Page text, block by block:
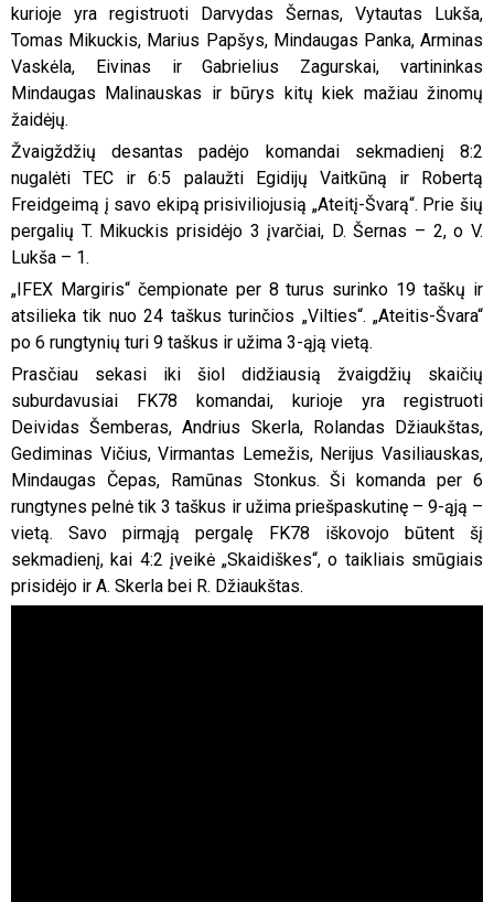
kurioje yra registruoti Darvydas Šernas, Vytautas Lukša,
Tomas Mikuckis, Marius Papšys, Mindaugas Panka, Arminas
Vaskėla, Eivinas ir Gabrielius Zagurskai, vartininkas
Mindaugas Malinauskas ir būrys kitų kiek mažiau žinomų
žaidėjų.
Žvaigždžių desantas padėjo komandai sekmadienį 8:2
nugalėti TEC ir 6:5 palaužti Egidijų Vaitkūną ir Robertą
Freidgeimą į savo ekipą prisiviliojusią „Ateitį-Švarą“. Prie šių
pergalių T. Mikuckis prisidėjo 3 įvarčiai, D. Šernas – 2, o V.
Lukša – 1.
„IFEX Margiris“ čempionate per 8 turus surinko 19 taškų ir
atsilieka tik nuo 24 taškus turinčios „Vilties“. „Ateitis-Švara“
po 6 rungtynių turi 9 taškus ir užima 3-ąją vietą.
Prasčiau sekasi iki šiol didžiausią žvaigdžių skaičių
suburdavusiai FK78 komandai, kurioje yra registruoti
Deividas Šemberas, Andrius Skerla, Rolandas Džiaukštas,
Gediminas Vičius, Virmantas Lemežis, Nerijus Vasiliauskas,
Mindaugas Čepas, Ramūnas Stonkus. Ši komanda per 6
rungtynes pelnė tik 3 taškus ir užima priešpaskutinę – 9-ąją –
vietą. Savo pirmąją pergalę FK78 iškovojo būtent šį
sekmadienį, kai 4:2 įveikė „Skaidiškes“, o taikliais smūgiais
prisidėjo ir A. Skerla bei R. Džiaukštas.